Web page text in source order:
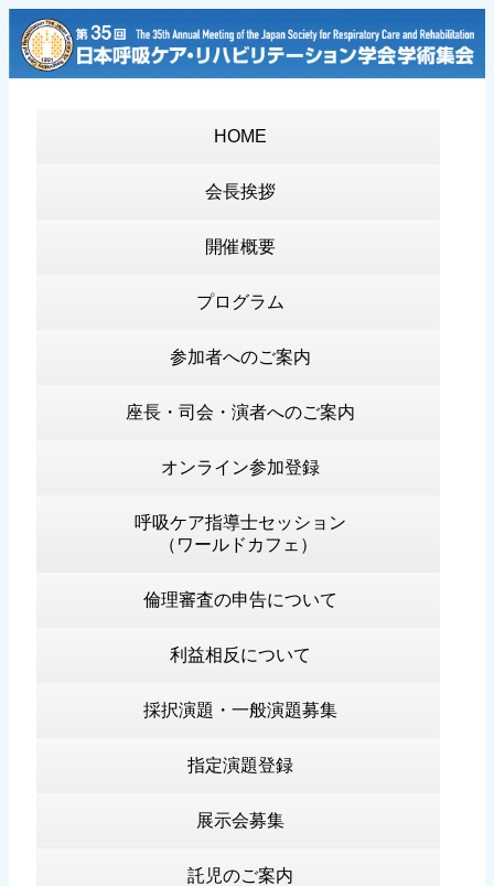
HOME
会長挨拶
開催概要
プログラム
参加者へのご案内
座長・司会・演者へのご案内
オンライン参加登録
呼吸ケア指導士セッション
（ワールドカフェ）
倫理審査の申告について
利益相反について
採択演題・一般演題募集
指定演題登録
展示会募集
託児のご案内